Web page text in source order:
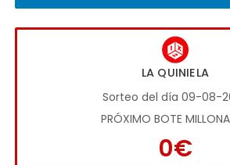
LA QUINIELA
Sorteo del día 09-08-
PRÓXIMO BOTE
0€